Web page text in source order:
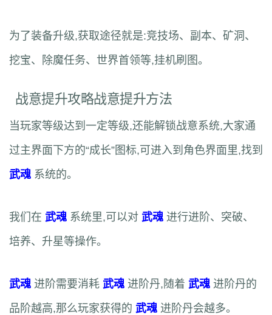
为了装备升级,获取途径就是:竞技场、副本、矿洞、
挖宝、除魔任务、世界首领等,挂机刷图。
战意提升攻略战意提升方法
当玩家等级达到一定等级,还能解锁战意系统,大家通
过主界面下方的“成长”图标,可进入到角色界面里,找到
武魂 系统的。
我们在 武魂 系统里,可以对 武魂 进行进阶、突破、
培养、升星等操作。
武魂 进阶需要消耗 武魂 进阶丹,随着 武魂 进阶丹的
品阶越高,那么玩家获得的 武魂 进阶丹会越多。